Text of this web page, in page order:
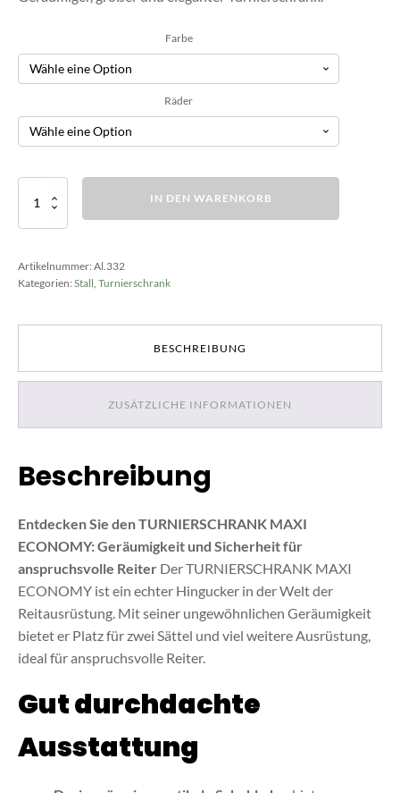
Farbe
Räder
Maxi
Economy
IN DEN WARENKORB
Artikelnummer: Al.332
Kategorien: Stall Turnierschrank
BESCHREIBUNG
ZUSÄTZLICHE INFORMATIONEN
Beschreibung
Entdecken Sie den TURNIERSCHRANK MAXI
ECONOMY: Geräumigkeit und Sicherheit für
anspruchsvolle Reiter Der TURNIERSCHRANK MAXI
ECONOMY ist ein echter Hingucker in der Welt der
Reitausrüstung. Mit seiner ungewöhnlichen Geräumigkeit
bietet er Platz für zwei Sättel und viel weitere Ausrüstung,
ideal für anspruchsvolle Reiter.
Gut durchdachte
Ausstattung